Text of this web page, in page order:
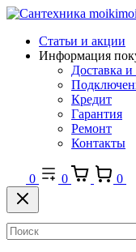
Статьи и акции
Информация
Доставка и
Кредит
Гарантия
Ремонт
Контакты
0 0 0